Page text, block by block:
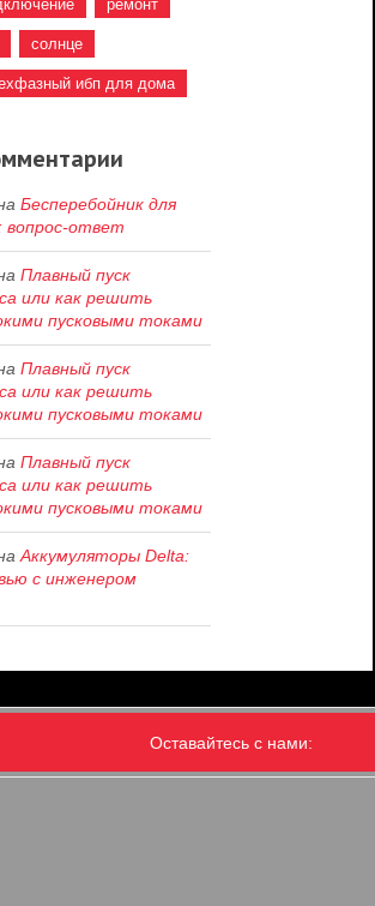
ремонт
солнце
ибп для дома
Бесперебойник для
вопрос-ответ
Плавный пуск
или как решить
пусковыми токами
Плавный пуск
или как решить
пусковыми токами
Плавный пуск
или как решить
пусковыми токами
Аккумуляторы Delta:
с инженером
Оставайтесь с нами: